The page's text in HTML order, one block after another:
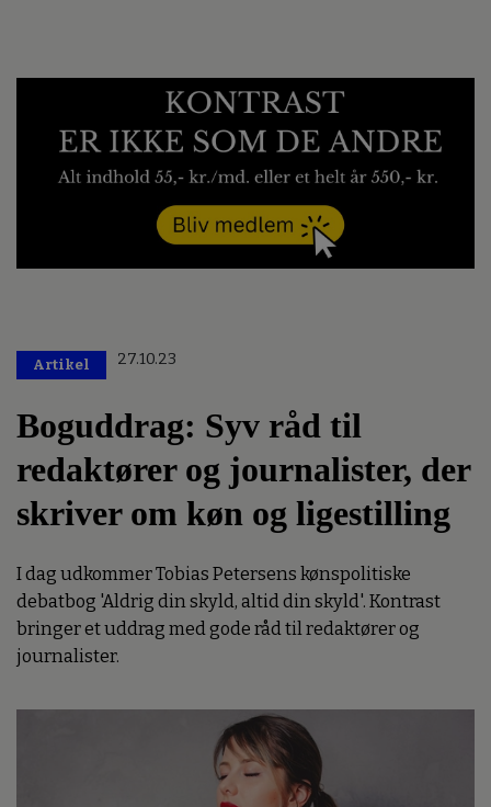
Artikel 27.10.23
Boguddrag: Syv råd til
redaktører og journalister, der
skriver om køn og ligestilling
I dag udkommer Tobias Petersens kønspolitiske
debatbog 'Aldrig din skyld, altid din skyld'. Kontrast
bringer et uddrag med gode råd til redaktører og
journalister.